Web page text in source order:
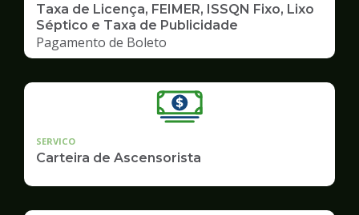
Taxa de Licença, FEIMER, ISSQN Fixo, Lixo
Séptico e Taxa de Publicidade
Pagamento de Boleto
SERVICO
Carteira de Ascensorista